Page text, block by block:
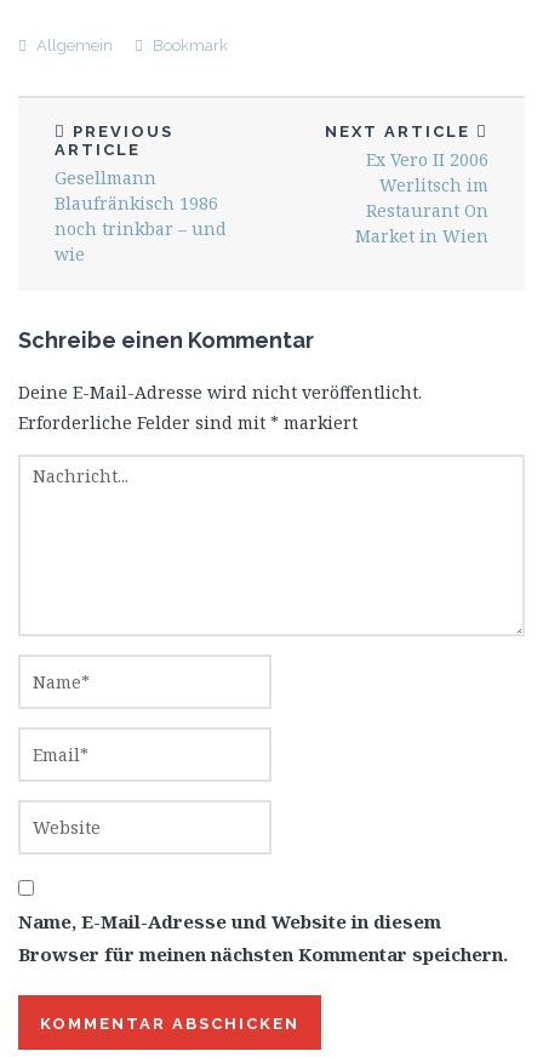
Allgemein Bookmark
PREVIOUS
ARTICLE
Gesellmann
Blaufränkisch 1986
noch trinkbar – und
wie
NEXT ARTICLE
Ex Vero II 2006
Werlitsch im
Restaurant On
Market in Wien
Schreibe einen Kommentar
Deine E-Mail-Adresse wird nicht veröffentlicht.
Erforderliche Felder sind mit * markiert
Name, E-Mail-Adresse und Website in diesem
Browser für meinen nächsten Kommentar speichern.